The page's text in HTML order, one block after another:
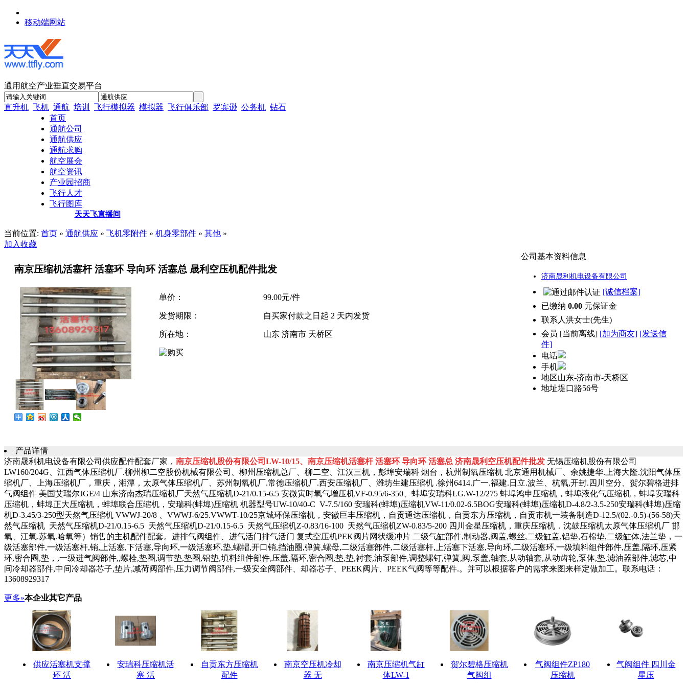
移动端网站
通用航空产业垂直交易平台
直升机 飞机 通航 培训 飞行模拟器 模拟器 飞行俱乐部 罗宾逊 公务机 钻石
首页
通航公司
通航供应
通航求购
航空展会
航空资讯
产业园招商
飞行人才
飞行图库
天天飞直播间
当前位置: 首页 » 通航供应 » 飞机零附件 » 机身零部件 » 其他 »
加入收藏
南京压缩机活塞杆 活塞环 导向环 活塞总 晟利空压机配件批发
单价： 99.00元/件
发货期限： 自买家付款之日起 2 天内发货
所在地： 山东 济南市 天桥区
公司基本资料信息
济南晟利机电设备有限公司
[诚信档案]
已缴纳 0.00 元保证金
联系人 洪女士(先生)
会员 [当前离线] [加为商友] [发送信
件]
电话
手机
地区山东-济南市-天桥区
地址堤口路56号
产品详情
济南晟利机电设备有限公司供应配件配套厂家， 南京压缩机股份有限公司LW-10/15、 南京压缩机活塞杆 活塞环 导向环 活塞总 济南晟利空压机配件批发 无锡压缩机股份有限公司
LW160/204G、江西气体压缩机厂.柳州柳二空股份机械有限公司、柳州压缩机总厂、柳二空、江汉三机，彭埠安瑞科 烟台，杭州制氧压缩机 北京通用机械厂、余姚捷华.上海大隆.沈阳气体压
缩机厂、上海压缩机厂，重庆，湘潭，太原气体压缩机厂、苏州制氧机厂.常德压缩机厂.西安压缩机厂、潍坊生建压缩机 .徐州6414.广一.福建.日立.波兰、杭氧,开封.四川空分、贺尔碧格进排
气阀组件 美国艾瑞尔JGE/4 山东济南杰瑞压缩机厂天然气压缩机D-21/0.15-6.5 安微寅时氧气增压机VF-0.95/6-350、蚌埠安瑞科LG.W-12/275 蚌埠鸿申压缩机，蚌埠液化气压缩机，蚌埠安瑞科
压缩机，蚌埠正大压缩机，蚌埠联合压缩机，安瑞科(蚌埠)压缩机 机器型号UW-10/40-C V-7.5/160 安瑞科(蚌埠)压缩机VW-11/0.02-6.5BOG安瑞科(蚌埠)压缩机D-4.8/2-3.5-250安瑞科(蚌埠)压缩
机D-3.45/3-250型天然气压缩机 VWWJ-20/8 、VWWJ-6/25.VWWT-10/25京城环保压缩机，安徽巨丰压缩机，自贡通达压缩机，自贡东方压缩机，自贡市机一装备制造D-12.5/(02.-0.5)-(56-58)天
然气压缩机 天然气压缩机D-21/0.15-6.5 天然气压缩机D-21/0.15-6.5 天然气压缩机Z-0.83/16-100 天然气压缩机ZW-0.83/5-200 四川金星压缩机，重庆压缩机．沈鼓压缩机太原气体压缩机厂 邯
氧、江氧.苏氧.哈氧等）销售的主机配件配套。进排气阀组件、进气活门排气活门 复式空压机PEK阀片网状缓冲片 二级气缸部件,制动器,阀盖,螺丝,二级缸盖,铝垫,石棉垫,二级缸体,法兰垫，一
级活塞部件,一级活塞杆,销,上活塞,下活塞,导向环,一级活塞环,垫,螺帽,开口销,挡油圈,弹簧,螺母,二级活塞部件,二级活塞杆,上活塞下活塞,导向环,二级活塞环,一级填料组件部件,压盖,隔环,压紧
环,密合圈,垫，,一级进气阀部件,,螺栓,垫圈,调节垫,垫圈,铝垫,填料组件部件,压盖,隔环,密合圈,垫,垫,衬套,油泵部件,调整螺钉,弹簧,阀,泵盖,轴套,从动轴套,从动齿轮,泵体,垫,滤油器部件,滤芯,中
间冷却器部件,中间冷却器芯子,垫片,减荷阀部件,压力调节阀部件,一级安全阀部件、却器芯子、PEEK阀片、PEEK气阀等等配件.。并可以根据客户的需求来图来样定做加工。联系电话：
13608929317
更多»本企业其它产品
供应活塞机支撑
环 活
安瑞科压缩机活
塞 活
自贡东方压缩机
配件
南京空压机冷却
器 无
南京压缩机气缸
体LW-1
贺尔碧格压缩机
气阀组
气阀组件ZP180
压缩机
气阀组件 四川金
星压